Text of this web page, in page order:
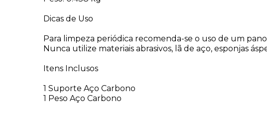
Dicas de Uso
Para limpeza periódica recomenda-se o uso de um
Nunca utilize materiais abrasivos, lã de aço, esponjas
Itens Inclusos
1 Suporte Aço Carbono
1 Peso Aço Carbono